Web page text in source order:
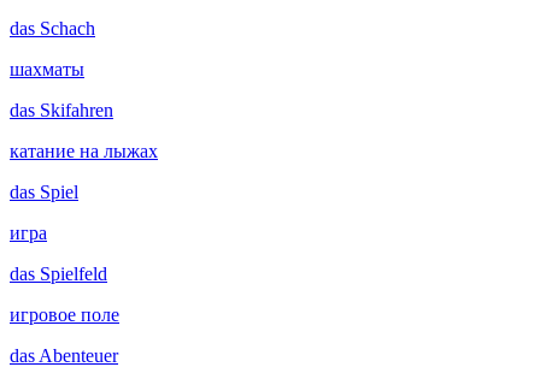
das Schach
шахматы
das Skifahren
катание на лыжах
das Spiel
игра
das Spielfeld
игровое поле
das Abenteuer